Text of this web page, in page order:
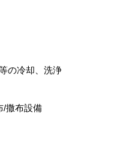
の冷却、洗浄
/撒布設備